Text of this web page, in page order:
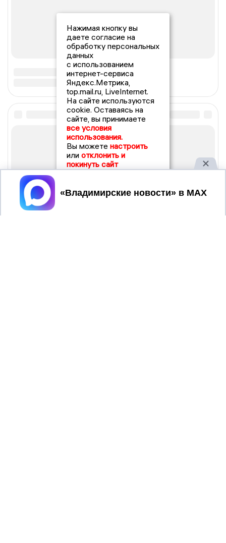
Нажимая кнопку вы
даете согласие на
обработку персональных
данных
с использованием
интернет-сервиса
Яндекс.Метрика,
top.mail.ru, LiveInternet.
На сайте используются
cookie. Оставаясь на
сайте, вы принимаете
все условия
использования.
Вы можете настроить
или отклонить и
покинуть сайт
Принять